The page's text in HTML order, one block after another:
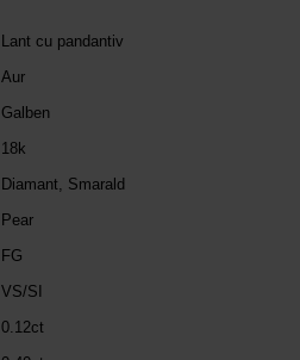
Lant cu pandantiv
Aur
Galben
18k
Diamant
Smarald
Pear
FG
VS/SI
0.12ct